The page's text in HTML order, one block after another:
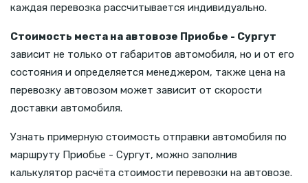
каждая перевозка рассчитывается индивидуально.
Стоимость места на автовозе Приобье - Сургут
зависит не только от габаритов автомобиля, но и от его
состояния и определяется менеджером, также цена на
перевозку автовозом может зависит от скорости
доставки автомобиля.
Узнать примерную стоимость отправки автомобиля по
маршруту Приобье - Сургут, можно заполнив
калькулятор расчёта стоимости перевозки на автовозе.